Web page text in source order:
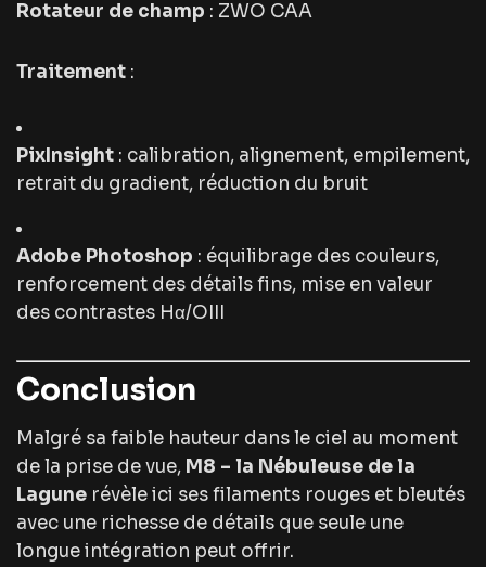
Rotateur de champ : ZWO CAA
Traitement :
PixInsight : calibration, alignement, empilement,
retrait du gradient, réduction du bruit
Adobe Photoshop : équilibrage des couleurs,
renforcement des détails fins, mise en valeur
des contrastes Hα/OIII
Conclusion
Malgré sa faible hauteur dans le ciel au moment
de la prise de vue, M8 – la Nébuleuse de la
Lagune révèle ici ses filaments rouges et bleutés
avec une richesse de détails que seule une
longue intégration peut offrir.